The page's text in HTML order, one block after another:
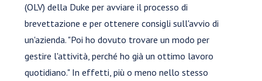
(OLV) della Duke per avviare il processo di
brevettazione e per ottenere consigli sull'avvio di
un'azienda. "Poi ho dovuto trovare un modo per
gestire l'attività, perché ho già un ottimo lavoro
quotidiano." In effetti, più o meno nello stesso